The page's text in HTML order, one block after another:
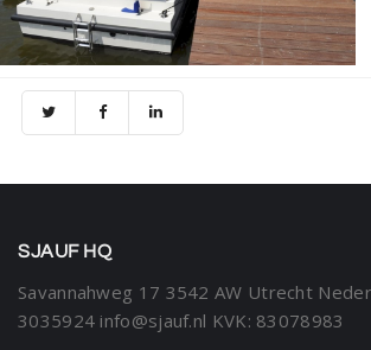
SJAUF HQ
Savannahweg 17 3542 AW Utrecht
3035924 info@sjauf.nl KVK: 83078983